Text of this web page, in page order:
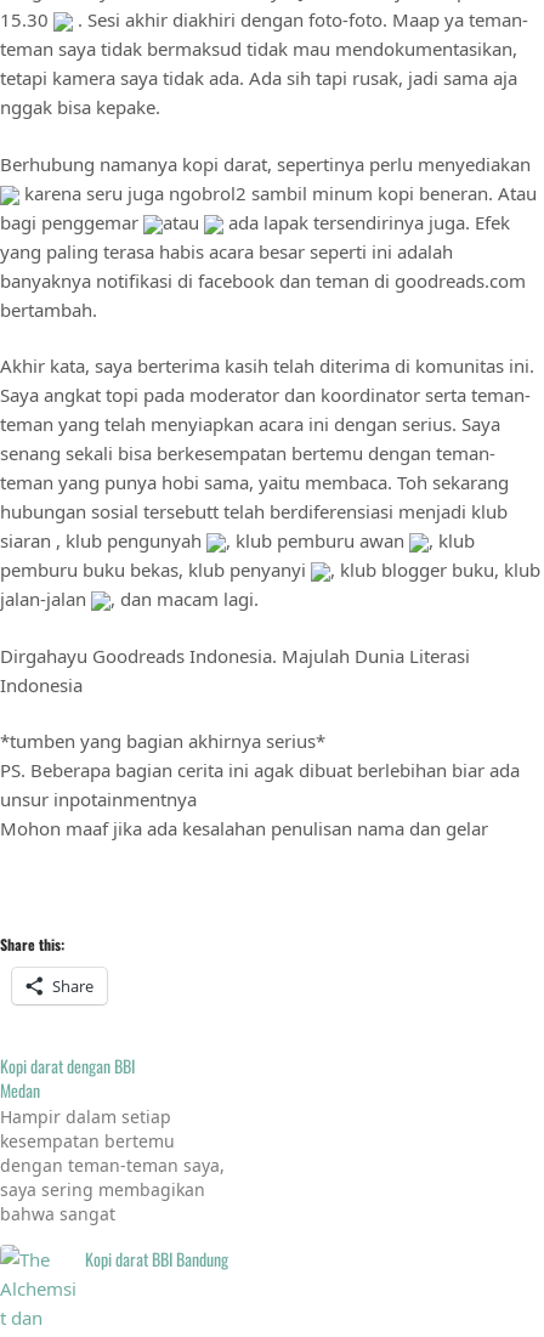
15.30
. Sesi akhir diakhiri dengan foto-foto. Maap ya teman-
teman saya tidak bermaksud tidak mau mendokumentasikan,
tetapi kamera saya tidak ada. Ada sih tapi rusak, jadi sama aja
nggak bisa kepake.
Berhubung namanya kopi darat, sepertinya perlu menyediakan
karena seru juga ngobrol2 sambil minum kopi beneran. Atau
bagi penggemar
atau
ada lapak tersendirinya juga. Efek
yang paling terasa habis acara besar seperti ini adalah
banyaknya notifikasi di facebook dan teman di goodreads.com
bertambah.
Akhir kata, saya berterima kasih telah diterima di komunitas ini.
Saya angkat topi pada moderator dan koordinator serta teman-
teman yang telah menyiapkan acara ini dengan serius. Saya
senang sekali bisa berkesempatan bertemu dengan teman-
teman yang punya hobi sama, yaitu membaca. Toh sekarang
hubungan sosial tersebutt telah berdiferensiasi menjadi klub
siaran , klub pengunyah
, klub pemburu awan
, klub
pemburu buku bekas, klub penyanyi
, klub blogger buku, klub
jalan-jalan
, dan macam lagi.
Dirgahayu Goodreads Indonesia. Majulah Dunia Literasi
Indonesia
*tumben yang bagian akhirnya serius*
PS. Beberapa bagian cerita ini agak dibuat berlebihan biar ada
unsur inpotainmentnya
Mohon maaf jika ada kesalahan penulisan nama dan gelar
Share this:
Share
Kopi darat dengan BBI
Medan
Hampir dalam setiap
kesempatan bertemu
dengan teman-teman saya,
saya sering membagikan
bahwa sangat
suatu komunitas. Terlepas
apakah komunitas itu
sifatnya dalam jaringan atau
Kopi darat BBI Bandung